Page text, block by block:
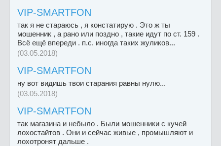
VIP-SMARTFON
так я не стараюсь , я констатирую . Это ж ты
мошенник , а рано или поздно , такие идут по ст. 159 .
Всё ещё впереди . п.с. иногда таких жуликов...
(03.05.2018)
VIP-SMARTFON
ну вот видишь твои старания равны нулю...
(03.05.2018)
VIP-SMARTFON
так магазина и небыло . Были мошенники с кучей
лохостайтов . Они и сейчас живые , промышляют и
лохотронят дальше .